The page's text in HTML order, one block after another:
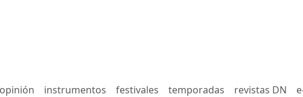
opinión instrumentos festivales temporadas revistas DN